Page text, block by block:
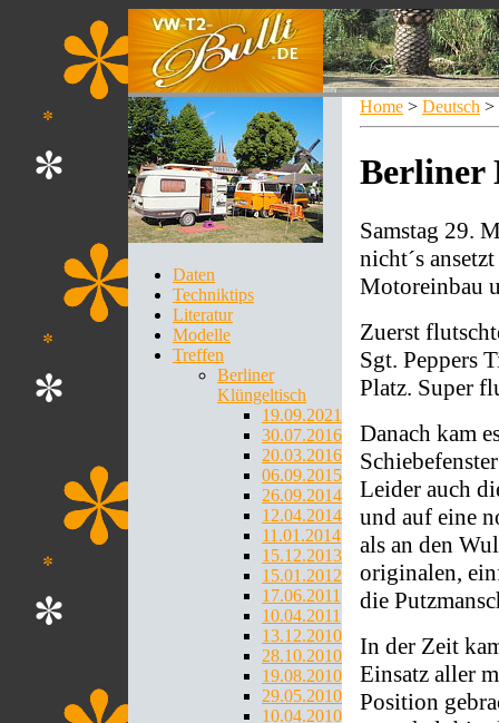
Daten
Techniktips
Literatur
Modelle
Treffen
Berliner
Klüngeltisch
19.09.2021
30.07.2016
20.03.2016
06.09.2015
26.09.2014
12.04.2014
11.01.2014
15.12.2013
15.01.2012
17.06.2011
10.04.2011
13.12.2010
28.10.2010
19.08.2010
29.05.2010
10.04.2010
Home > Deutsch >
Berliner
Samstag 29.
nicht´s
Motoreinbau
Zuerst
Sgt. Peppers
Platz. Super
Danach kam
Leider auch
und auf eine
als an den
originalen,
die
In der Zeit
Einsatz aller
Position